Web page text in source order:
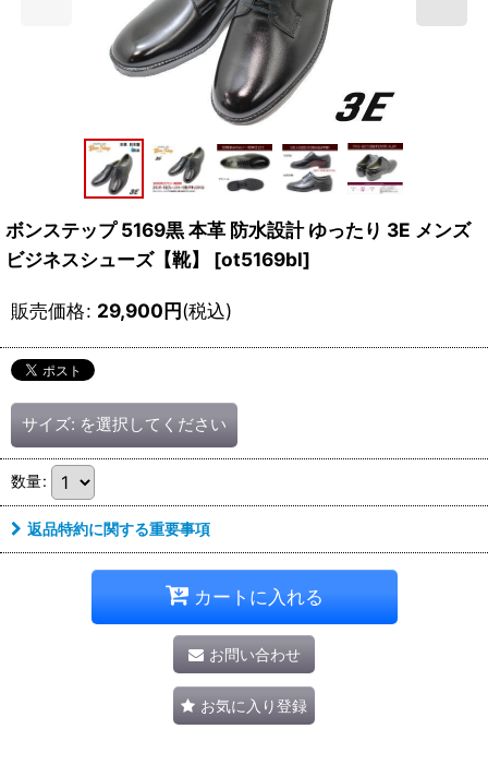
ボンステップ 5169黒 本革 防水設計 ゆったり 3E メンズ
ビジネスシューズ【靴】
[ot5169bl]
販売価格: 29,900円(税込)
サイズ: を選択してください
数量:
返品特約に関する重要事項
カートに入れる
お問い合わせ
お気に入り登録